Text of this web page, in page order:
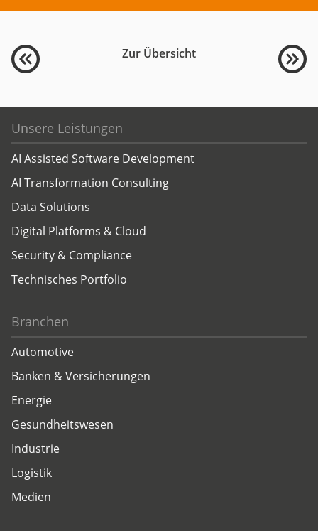
Zur Übersicht
Unsere Leistungen
AI Assisted Software Development
AI Transformation Consulting
Data Solutions
Digital Platforms & Cloud
Security & Compliance
Technisches Portfolio
Branchen
Automotive
Banken & Versicherungen
Energie
Gesundheitswesen
Industrie
Logistik
Medien